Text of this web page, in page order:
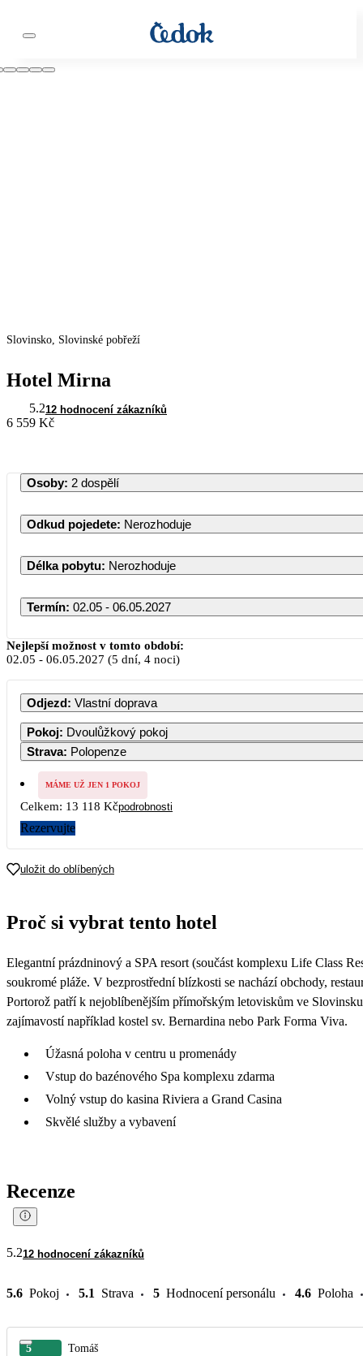
Slovinsko, Slovinské pobřeží
Hotel Mirna
5.212 hodnocení zákazníků
6 559 Kč
Osoby: 2 dospělí
Odkud pojedete: Nerozhoduje
Délka pobytu: Nerozhoduje
Termín: 02.05 - 06.05.2027
PO ÚT ST
3 4 5
17 18 19
Nejlepší možnost v tomto období:
02.05 - 06.05.2027 (5 dní, 4 noci)
Odjezd: Vlastní doprava
Pokoj: Dvoulůžkový pokoj
Strava: Polopenze
MÁME UŽ JEN 1 POKOJ
Celkem: 13 118 Kčpodrobnosti
Rezervujte
uložit do oblíbených
Proč si vybrat tento hotel
Elegantní prázdninový a SPA resort (součást komplexu Life Class
soukromé pláže. V bezprostřední blízkosti se nachází obchody,
Portorož patří k nejoblíbenějším přímořským letoviskům ve
zajímavostí například kostel sv. Bernardina nebo Park Forma Viva.
Úžasná poloha v centru u promenády
Vstup do bazénového Spa komplexu zdarma
Volný vstup do kasina Riviera a Grand Casina
Skvělé služby a vybavení
Recenze
5.212 hodnocení zákazníků
5.6 Pokoj 5.1 Strava 5 Hodnocení personálu 4.6 Poloha
5 Tomáš